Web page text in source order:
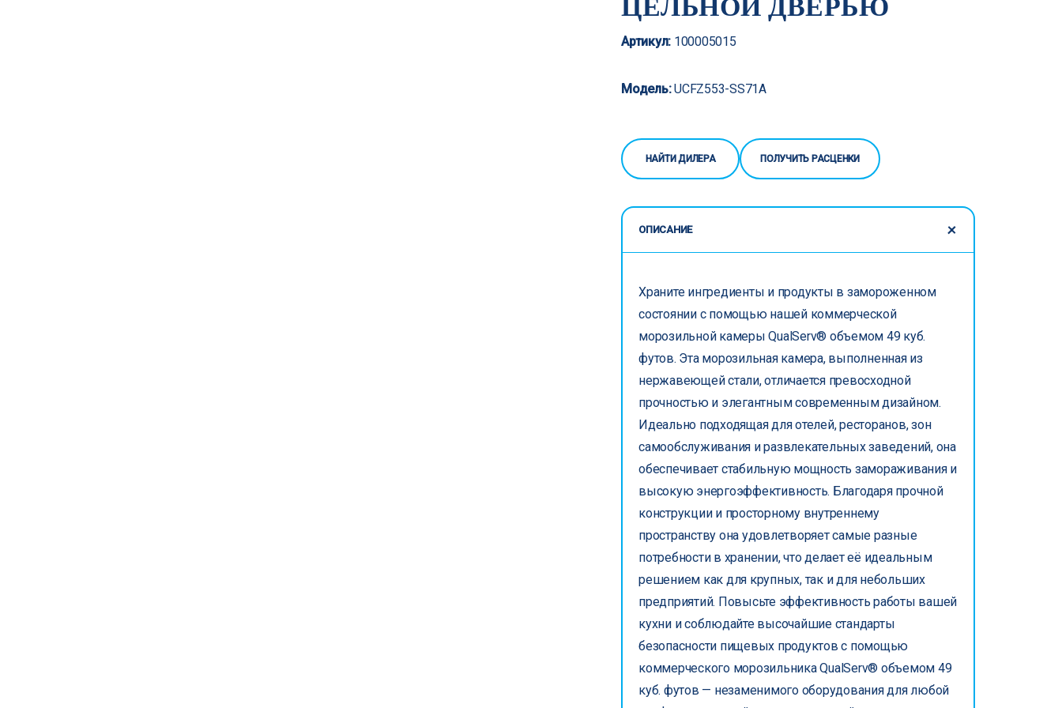
Артикул: 100005015
Модель:UCFZ553-SS71A
НАЙТИ ДИЛЕРА ПОЛУЧИТЬ РАСЦЕНКИ
ОПИСАНИЕ
Храните ингредиенты и продукты в замороженном
состоянии с помощью нашей коммерческой
морозильной камеры QualServ® объемом 49 куб.
футов. Эта морозильная камера, выполненная из
нержавеющей стали, отличается превосходной
прочностью и элегантным современным дизайном.
Идеально подходящая для отелей, ресторанов, зон
самообслуживания и развлекательных заведений, она
обеспечивает стабильную мощность замораживания и
высокую энергоэффективность. Благодаря прочной
конструкции и просторному внутреннему
пространству она удовлетворяет самые разные
потребности в хранении, что делает её идеальным
решением как для крупных, так и для небольших
предприятий. Повысьте эффективность работы вашей
кухни и соблюдайте высочайшие стандарты
безопасности пищевых продуктов с помощью
коммерческого морозильника QualServ® объемом 49
куб. футов — незаменимого оборудования для любой